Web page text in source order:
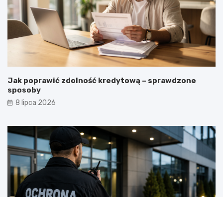
Jak poprawić zdolność kredytową – sprawdzone
sposoby
8 lipca 2026